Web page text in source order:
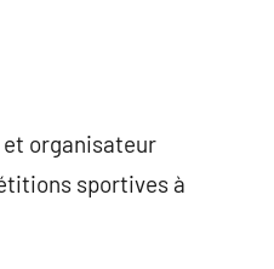
organisateur
sportives à